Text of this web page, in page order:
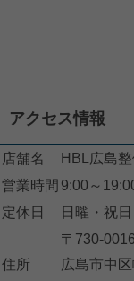
アクセス情報
店舗名
HBL広島
営業時間 9:00～
定休日
日曜・祝日
住所
〒730-0016
広島市中